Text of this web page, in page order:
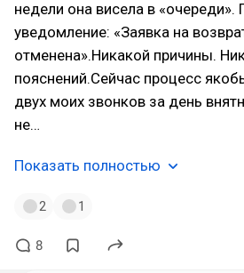
недели она висела в
уведомление: «Заявка на
отменена».Никакой причины.
пояснений.Сейчас процесс
двух моих звонков за день
не…
Показать полностью
2 1
8